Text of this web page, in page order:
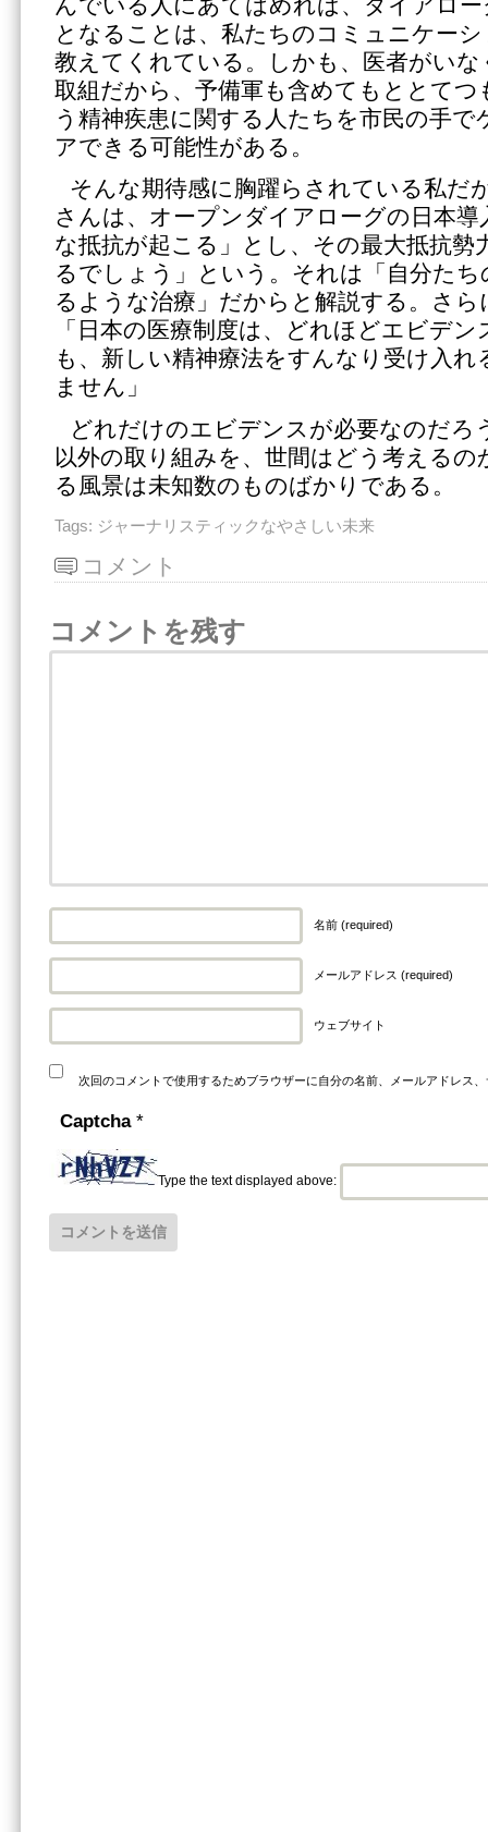
となることは、私たちのコミュニケー
教えてくれている。しかも、医者がい
取組だから、予備軍も含めてもととて
う精神疾患に関する人たちを市民の手
アできる可能性がある。
そんな期待感に胸躍らされている私だ
さんは、オープンダイアローグの日本
な抵抗が起こる」とし、その最大抵抗勢
るでしょう」という。それは「自分た
るような治療」だからと解説する。さ
「日本の医療制度は、どれほどエビデ
も、新しい精神療法をすんなり受け入
ません」
どれだけのエビデンスが必要なのだろ
以外の取り組みを、世間はどう考えるの
る風景は未知数のものばかりである。
Tags: ジャーナリスティックなやさしい未来
コメント
コメントを残す
名前 (required)
メールアドレス (required)
ウェブサイト
次回のコメントで使用するためブラウザーに自分の名前、メールアドレス
Captcha *
Type the text displayed above: